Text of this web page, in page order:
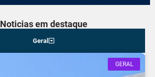
Noticias em destaque
Geral
GERAL